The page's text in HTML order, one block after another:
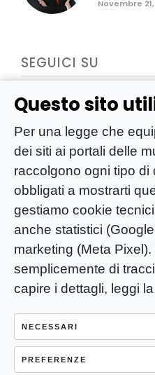
Questo sito
Per una legge che
dei siti ai portali delle
raccolgono ogni tipo di
obbligati a mostrarti
gestiamo cookie
anche statistici
marketing (Meta
semplicemente di
capire i dettagli, leggi
NECESSARI
PREFERENZE
Novembre
SEGUICI SU
YOU-ng Slow
giornalistica di
Registrazione presso
Capua Vetere (CE)